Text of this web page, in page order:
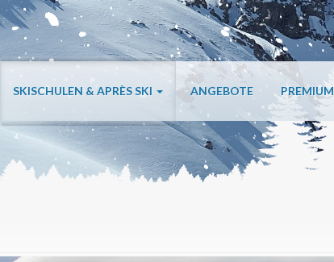
SKISCHULEN & APRÈS SKI ANGEBOTE